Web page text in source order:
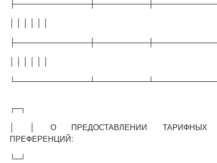
┌─┐
│ │ О ПРЕДОСТАВЛЕНИИ ТАРИФНЫХ
ПРЕФЕРЕНЦИЙ:
└─┘